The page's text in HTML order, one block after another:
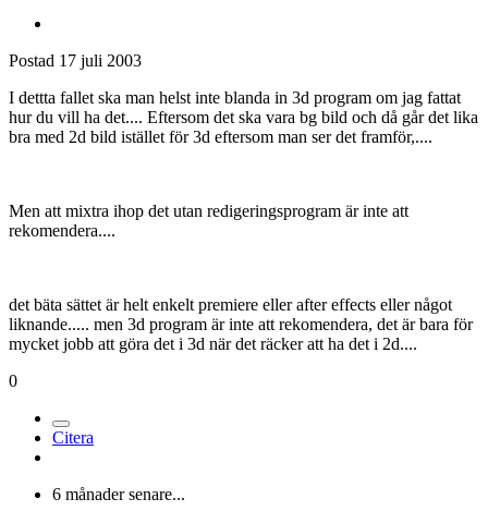
Postad 17 juli 2003
I dettta fallet ska man helst inte blanda in 3d program om jag fattat
hur du vill ha det.... Eftersom det ska vara bg bild och då går det lika
bra med 2d bild istället för 3d eftersom man ser det framför,....
Men att mixtra ihop det utan redigeringsprogram är inte att
rekomendera....
det bäta sättet är helt enkelt premiere eller after effects eller något
liknande..... men 3d program är inte att rekomendera, det är bara för
mycket jobb att göra det i 3d när det räcker att ha det i 2d....
0
Citera
6 månader senare...